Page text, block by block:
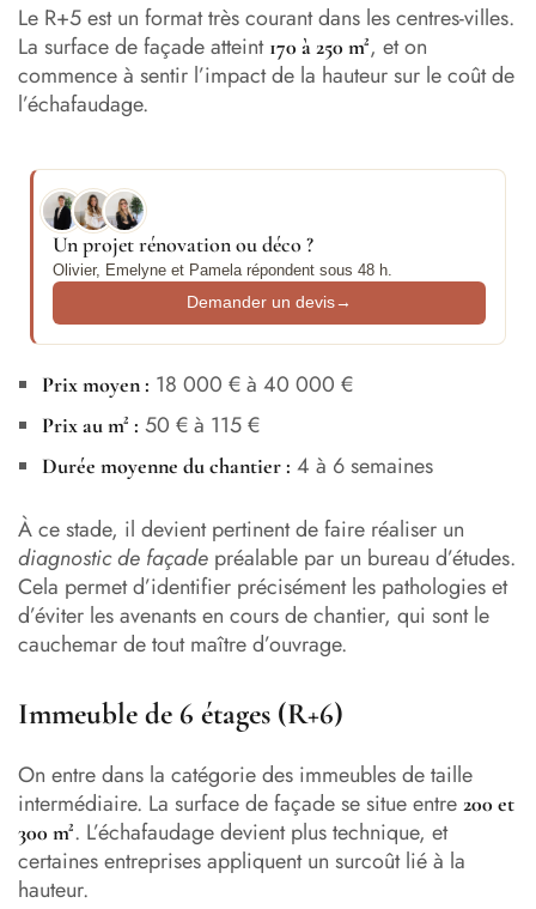
Le R+5 est un format très courant dans les centres-villes.
La surface de façade atteint 170 à 250 m², et on
commence à sentir l’impact de la hauteur sur le coût de
l’échafaudage.
Un projet rénovation ou déco ?
Olivier, Emelyne et Pamela répondent sous 48 h.
Demander un devis→
Prix moyen : 18 000 € à 40 000 €
Prix au m² : 50 € à 115 €
Durée moyenne du chantier : 4 à 6 semaines
À ce stade, il devient pertinent de faire réaliser un
diagnostic de façade préalable par un bureau d’études.
Cela permet d’identifier précisément les pathologies et
d’éviter les avenants en cours de chantier, qui sont le
cauchemar de tout maître d’ouvrage.
Immeuble de 6 étages (R+6)
On entre dans la catégorie des immeubles de taille
intermédiaire. La surface de façade se situe entre 200 et
300 m². L’échafaudage devient plus technique, et
certaines entreprises appliquent un surcoût lié à la
hauteur.